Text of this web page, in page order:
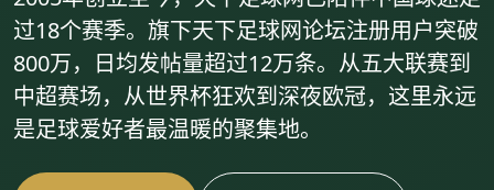
过18个赛季。旗下天下足球网论坛注册用户突破
800万，日均发帖量超过12万条。从五大联赛到
中超赛场，从世界杯狂欢到深夜欧冠，这里永远
是足球爱好者最温暖的聚集地。